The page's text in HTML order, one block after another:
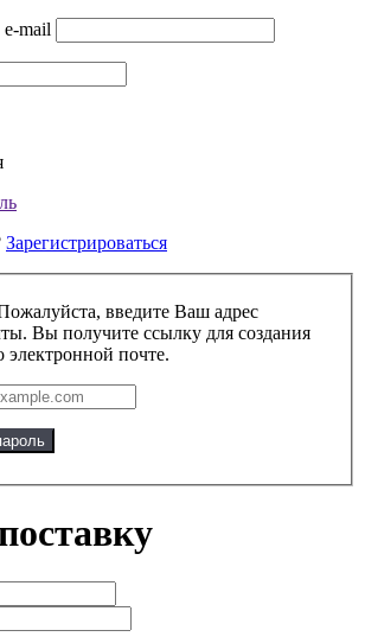
mail
Зарегистрироваться
введите Ваш адрес
Вы получите ссылку для создания
электронной почте.